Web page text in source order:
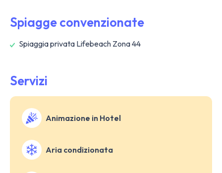
Spiagge convenzionate
Spiaggia privata Lifebeach Zona 44
Servizi
Animazione in Hotel
Aria condizionata